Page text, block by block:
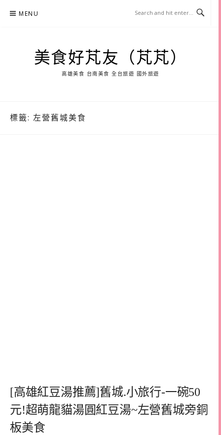
MENU
美食好芃友（芃芃）
高雄美食 台南美食 全台旅遊 國外旅遊
標籤: 左營舊城美食
[高雄紅豆湯推薦]舊城.小旅行-一碗50
元!超萌龍貓湯圓紅豆湯~左營舊城旁銅
板美食